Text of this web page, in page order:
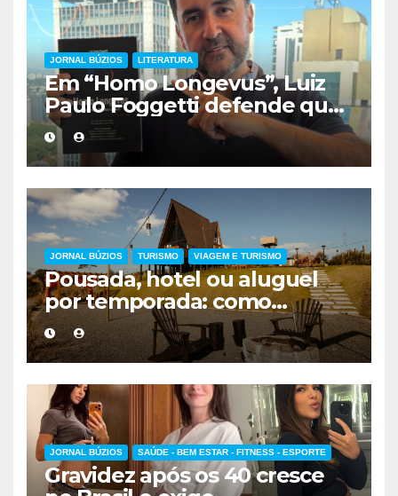
JORNAL BÚZIOS LITERATURA
Em “Homo Longevus”, Luiz
Paulo Foggetti defende que
viver mais exigirá uma nova
forma de encarar a vida
JORNAL BÚZIOS TURISMO VIAGEM E TURISMO
Pousada, hotel ou aluguel
por temporada: como
escolher a melhor
hospedagem
JORNAL BÚZIOS SAÚDE - BEM ESTAR - FITNESS - ESPORTE
Gravidez após os 40 cresce